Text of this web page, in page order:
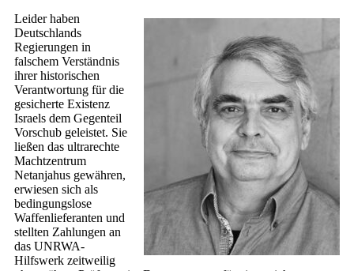
Leider haben
Deutschlands
Regierungen in
falschem Verständnis
ihrer historischen
Verantwortung für die
gesicherte Existenz
Israels dem Gegenteil
Vorschub geleistet. Sie
ließen das ultrarechte
Machtzentrum
Netanjahus gewähren,
erwiesen sich als
bedingungslose
Waffenlieferanten und
stellten Zahlungen an
das UNRWA-
Hilfswerk zeitweilig